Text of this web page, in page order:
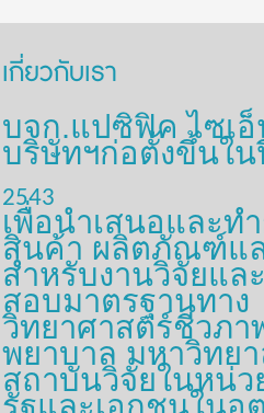
เกี่ยวกับเรา
บจก.แปซิฟิค ไซเ
บริษัทฯก่อตั้งขึ้นใน
2543
เพื่อนำเสนอและท
สินค้า ผลิตภัณฑ์แ
สำหรับงานวิจัยแล
สอบมาตรฐานทาง
วิทยาศาสตร์ชีวภา
พยาบาล มหาวิทย
สถาบันวิจัยในหน่ว